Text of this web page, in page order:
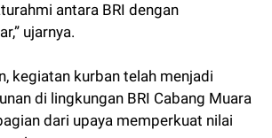
antara BRI dengan
ujarnya.
kegiatan kurban telah menjadi
di lingkungan BRI Cabang Muara
dari upaya memperkuat nilai